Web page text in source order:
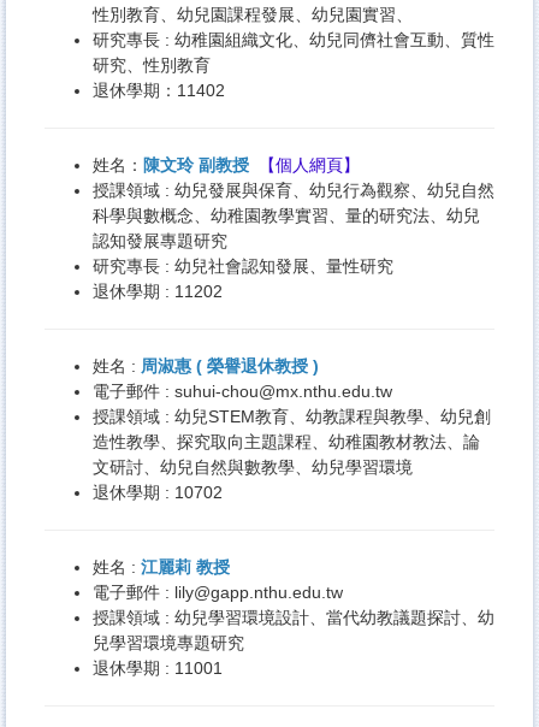
性別教育、幼兒園課程發展、幼兒園實習、
研究專長 : 幼稚園組織文化、幼兒同儕社會互動、質性
研究、性別教育
退休學期：11402
姓名： 陳文玲 副教授 【個人網頁】
授課領域 : 幼兒發展與保育、幼兒行為觀察、幼兒自然
科學與數概念、幼稚園教學實習、量的研究法、幼兒
認知發展專題研究
研究專長 : 幼兒社會認知發展、量性研究
退休學期 : 11202
姓名 : 周淑惠 ( 榮譽退休教授 )
電子郵件 : suhui-chou@mx.nthu.edu.tw
授課領域 : 幼兒STEM教育、幼教課程與教學、幼兒創
造性教學、探究取向主題課程、幼稚園教材教法、論
文研討、幼兒自然與數教學、幼兒學習環境
退休學期 : 10702
姓名 : 江麗莉 教授
電子郵件 : lily@gapp.nthu.edu.tw
授課領域 : 幼兒學習環境設計、當代幼教議題探討、幼
兒學習環境專題研究
退休學期 : 11001